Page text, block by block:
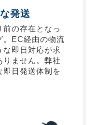
発送
前の存在となっ
。EC経由の物流
な即日対応が求
りません。弊社
即日発送体制を